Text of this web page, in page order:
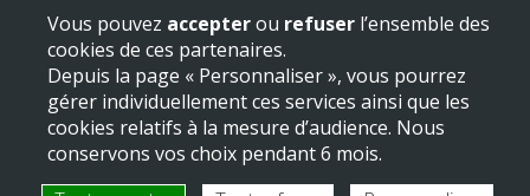
Vous pouvez accepterou refuser l’ensemble des
cookies de ces partenaires.
Depuis la page « Personnaliser », vous pourrez
gérer individuellement ces services ainsi que les
cookies relatifs à la mesure d’audience. Nous
conservons vos choix pendant 6 mois.